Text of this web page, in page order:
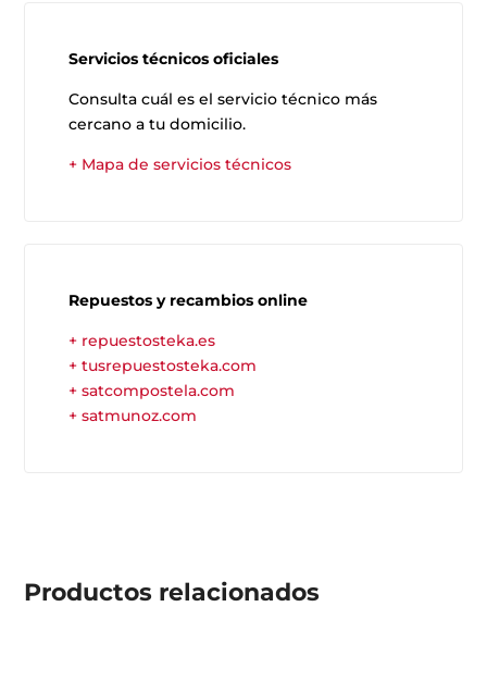
Servicios técnicos oficiales
Consulta cuál es el servicio técnico más
cercano a tu domicilio.
+ Mapa de servicios técnicos
Repuestos y recambios online
+ repuestosteka.es
+ tusrepuestosteka.com
+ satcompostela.com
+ satmunoz.com
Productos relacionados